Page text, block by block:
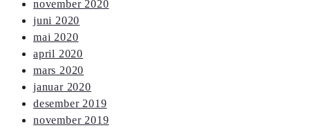
november 2020
juni 2020
mai 2020
april 2020
mars 2020
januar 2020
desember 2019
november 2019